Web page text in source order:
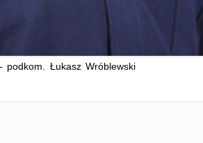
podkom. Łukasz Wróblewski